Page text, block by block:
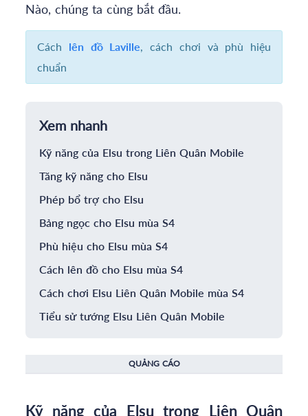
Nào, chúng ta cùng bắt đầu.
Cách lên đồ Laville , cách chơi và phù hiệu
chuẩn
Xem nhanh
Kỹ năng của Elsu trong Liên Quân Mobile
Tăng kỹ năng cho Elsu
Phép bổ trợ cho Elsu
Bảng ngọc cho Elsu mùa S4
Phù hiệu cho Elsu mùa S4
Cách lên đồ cho Elsu mùa S4
Cách chơi Elsu Liên Quân Mobile mùa S4
Tiểu sử tướng Elsu Liên Quân Mobile
QUẢNG CÁO
Kỹ năng của Elsu trong Liên Quân